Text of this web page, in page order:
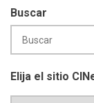
Buscar
Elija el sitio